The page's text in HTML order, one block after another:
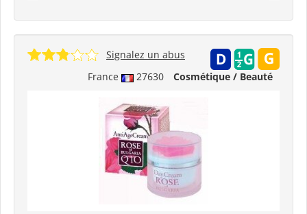
France 27630 Cosmétique / Beauté
Signalez un abus